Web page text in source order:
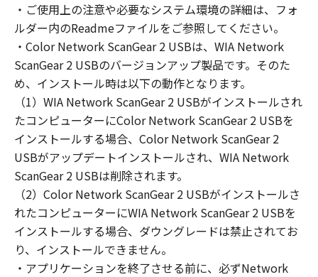
お客様は、また「指定機器」にネットワークを
通じて接続されたコンピューター上で、かかる
コンピューターの使用者に対して「本ソフトウ
ェア」を使用させることができますが、かかる
コンピューターの使用者に本契約書上の義務お
よび条件を遵守させるとともに、その履行に関
し全責任を負うことを条件とします。
(2) お客様は、上記(1)に基づいて「本ソフトウ
ェア」を使用するためのバックアップとして、
「本ソフトウェア」を１部、複製することがで
きます。
(3) 上記(1)および(2)に定める場合を除き、キヤ
ノンまたはキヤノンのライセンサーのいかなる
知的財産権も、明示たると黙示たるとを問わ
ず、本契約書によってお客様に譲渡あるいは許
諾されるものではありません。
・ご使用上の注意や必要なシステム環境の詳細は、フォ
ルダー内のReadmeファイルをご参照してください。
・Color Network ScanGear 2 USBは、WIA Network
ScanGear 2 USBのバージョンアップ製品です。そのた
め、インストール時は以下の動作となります。
（1）WIA Network ScanGear 2 USBがインストールされ
たコンピューターにColor Network ScanGear 2 USBを
インストールする場合、Color Network ScanGear 2
USBがアップデートインストールされ、WIA Network
ScanGear 2 USBは削除されます。
（2）Color Network ScanGear 2 USBがインストールさ
れたコンピューターにWIA Network ScanGear 2 USBを
インストールする場合、ダウングレードは禁止されてお
り、インストールできません。
・アプリケーションを終了させる前に、必ずNetwork